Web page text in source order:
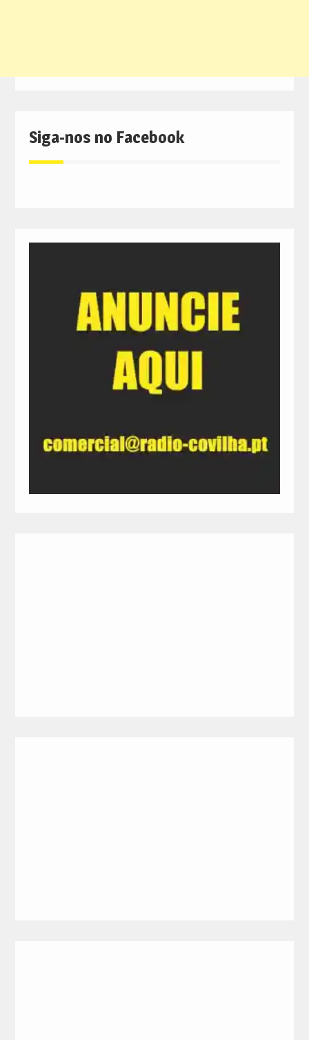
Siga-nos no Facebook